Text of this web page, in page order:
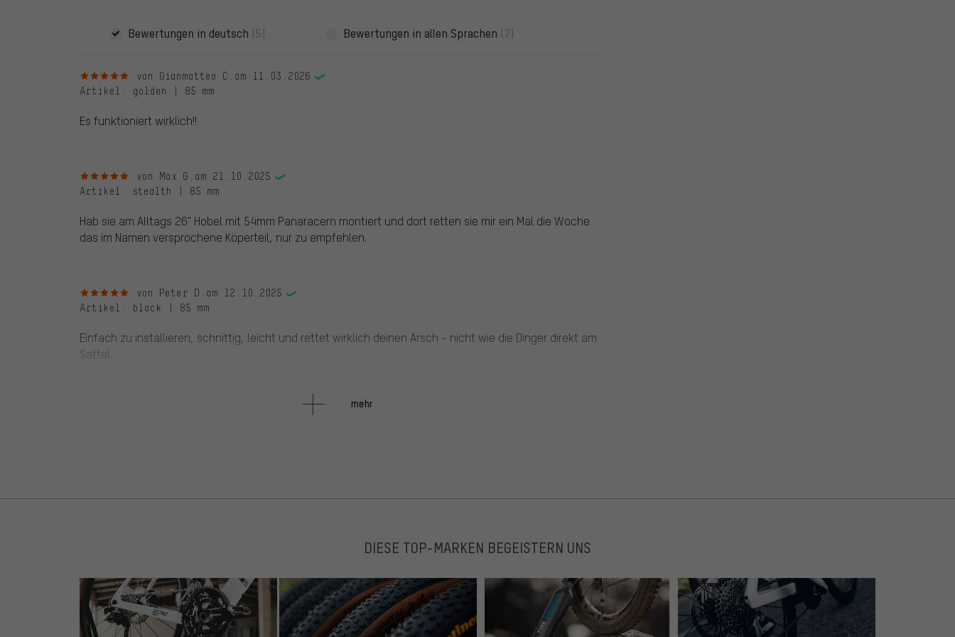
Bewertungen in deutsch (5) Bewertungen in allen Sprachen (7)
5 von 5 Sternenvon Gianmatteo C. am 11.03.2026
Artikel : golden | 85 mm
Es funktioniert wirklich!!
5 von 5 Sternenvon Max G. am 21.10.2025
Artikel : stealth | 85 mm
Hab sie am Alltags 26" Hobel mit 54mm Panaracern montiert und dort retten sie mir ein Mal die Woche
das im Namen versprochene Köperteil, nur zu empfehlen.
5 von 5 Sternenvon Peter D. am 12.10.2025
Artikel : black | 85 mm
Einfach zu installieren, schnittig, leicht und rettet wirklich deinen Arsch - nicht wie die Dinger direkt am
Sattel.
alles ab.
2,4" (also kurze Stolle). Ich würde sagen bis 2,25" mit geringem Profil passt es perfekt. Danke fürs Saven
5 von 5 Sternenvon Sergej S. am 20.11.2024
mehr
DIESE TOP-MARKEN BEGEISTERN UNS